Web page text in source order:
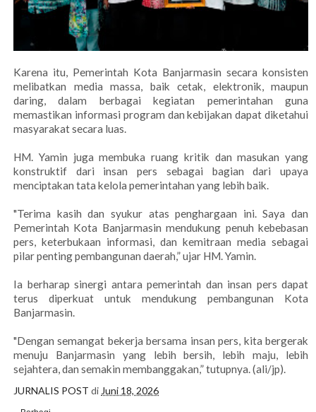
Karena itu, Pemerintah Kota Banjarmasin secara konsisten
melibatkan media massa, baik cetak, elektronik, maupun
daring, dalam berbagai kegiatan pemerintahan guna
memastikan informasi program dan kebijakan dapat diketahui
masyarakat secara luas.
HM. Yamin juga membuka ruang kritik dan masukan yang
konstruktif dari insan pers sebagai bagian dari upaya
menciptakan tata kelola pemerintahan yang lebih baik.
"Terima kasih dan syukur atas penghargaan ini. Saya dan
Pemerintah Kota Banjarmasin mendukung penuh kebebasan
pers, keterbukaan informasi, dan kemitraan media sebagai
pilar penting pembangunan daerah,” ujar HM. Yamin.
Ia berharap sinergi antara pemerintah dan insan pers dapat
terus diperkuat untuk mendukung pembangunan Kota
Banjarmasin.
"Dengan semangat bekerja bersama insan pers, kita bergerak
menuju Banjarmasin yang lebih bersih, lebih maju, lebih
sejahtera, dan semakin membanggakan,” tutupnya. (ali/jp).
JURNALIS POST di Juni 18, 2026